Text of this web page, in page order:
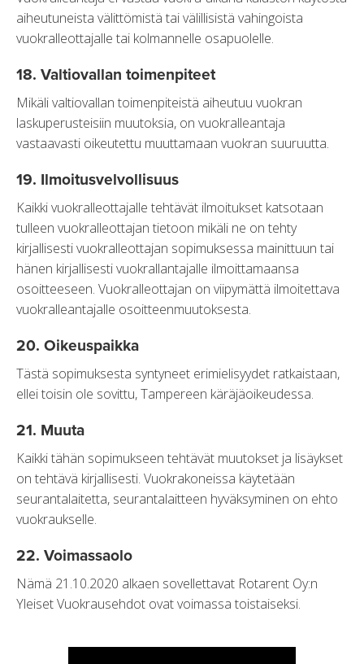
aiheutuneista välittömistä tai välillisistä vahingoista
vuokralleottajalle tai kolmannelle osapuolelle.
18. Valtiovallan toimenpiteet
Mikäli valtiovallan toimenpiteistä aiheutuu vuokran
laskuperusteisiin muutoksia, on vuokralleantaja
vastaavasti oikeutettu muuttamaan vuokran suuruutta.
19. Ilmoitusvelvollisuus
Kaikki vuokralleottajalle tehtävät ilmoitukset katsotaan
tulleen vuokralleottajan tietoon mikäli ne on tehty
kirjallisesti vuokralleottajan sopimuksessa mainittuun tai
hänen kirjallisesti vuokrallantajalle ilmoittamaansa
osoitteeseen. Vuokralleottajan on viipymättä ilmoitettava
vuokralleantajalle osoitteenmuutoksesta.
20. Oikeuspaikka
Tästä sopimuksesta syntyneet erimielisyydet ratkaistaan,
ellei toisin ole sovittu, Tampereen käräjäoikeudessa.
21. Muuta
Kaikki tähän sopimukseen tehtävät muutokset ja lisäykset
on tehtävä kirjallisesti. Vuokrakoneissa käytetään
seurantalaitetta, seurantalaitteen hyväksyminen on ehto
vuokraukselle.
22. Voimassaolo
Nämä 21.10.2020 alkaen sovellettavat Rotarent Oy:n
Yleiset Vuokrausehdot ovat voimassa toistaiseksi.